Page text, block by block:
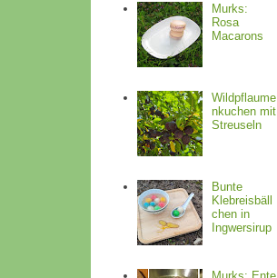
Murks:
Rosa
Macarons
Wildpflaume
nkuchen mit
Streuseln
Bunte
Klebreisbäll
chen in
Ingwersirup